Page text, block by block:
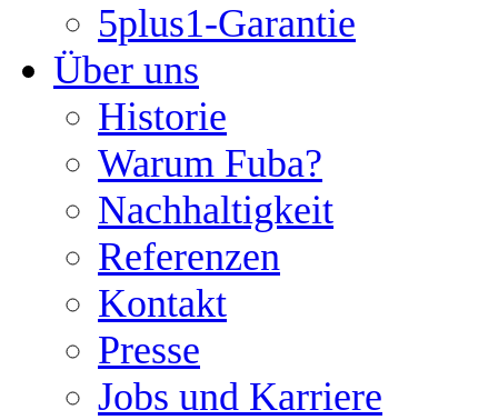
5plus1-Garantie
Über uns
Historie
Warum Fuba?
Nachhaltigkeit
Referenzen
Kontakt
Presse
Jobs und Karriere